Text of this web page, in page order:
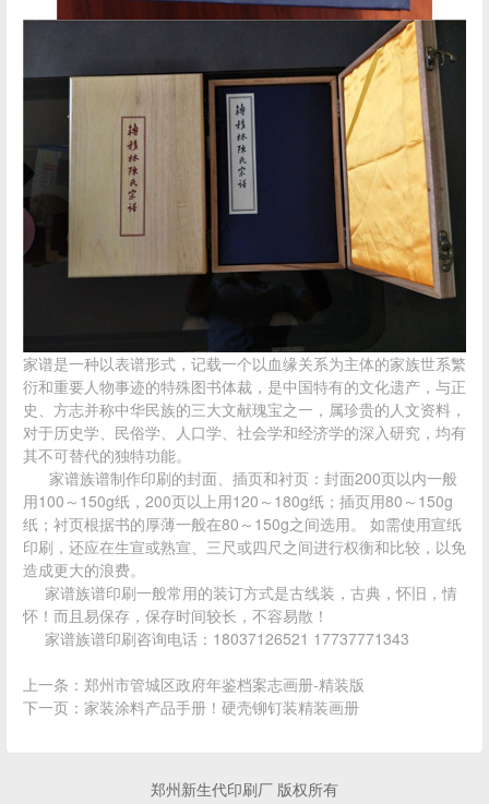
家谱是一种以表谱形式，记载一个以血缘关系为主体的家族世系繁
衍和重要人物事迹的特殊图书体裁，是中国特有的文化遗产，与正
史、方志并称中华民族的三大文献瑰宝之一，属珍贵的人文资料，
对于历史学、民俗学、人口学、社会学和经济学的深入研究，均有
其不可替代的独特功能。
家谱族谱制作印刷的封面、插页和衬页：封面200页以内一般
用100～150g纸，200页以上用120～180g纸；插页用80～150g
纸；衬页根据书的厚薄一般在80～150g之间选用。 如需使用宣纸
印刷，还应在生宣或熟宣、三尺或四尺之间进行权衡和比较，以免
造成更大的浪费。
家谱族谱印刷一般常用的装订方式是古线装，古典，怀旧，情
怀！而且易保存，保存时间较长，不容易散！
家谱族谱印刷咨询电话：18037126521 17737771343
上一条： 郑州市管城区政府年鉴档案志画册-精装版
下一页： 家装涂料产品手册！硬壳铆钉装精装画册
郑州新生代印刷厂 版权所有